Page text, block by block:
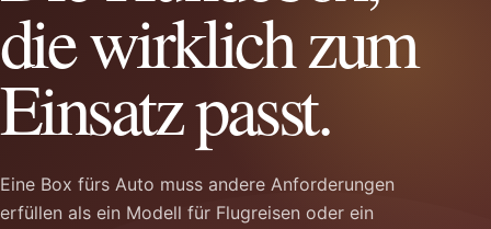
die wirklich zum
Einsatz passt.
Eine Box fürs Auto muss andere Anforderungen
erfüllen als ein Modell für Flugreisen oder ein